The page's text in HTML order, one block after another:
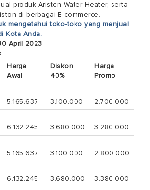
produk Ariston Water Heater, serta
di berbagai E-commerce.
mengetahui toko-toko yang menjual
Kota Anda.
April 2023
Harga
Awal
Diskon
40%
Harga
Promo
5.165.637 3.100.000
2.700.000
6.132.245 3.680.000
3.280.000
5.165.637 3.100.000
2.800.000
6.132.245 3.680.000
3.380.000